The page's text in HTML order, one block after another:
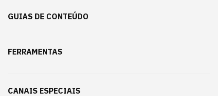
GUIAS DE CONTEÚDO
FERRAMENTAS
CANAIS ESPECIAIS